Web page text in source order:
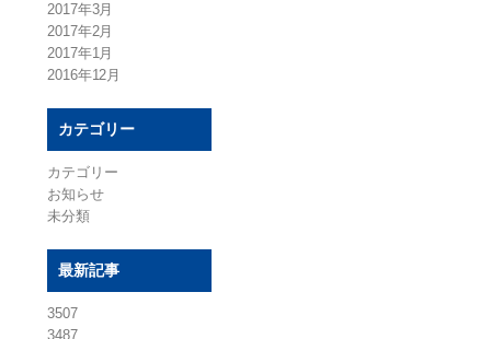
2017年3月
2017年2月
2017年1月
2016年12月
カテゴリー
カテゴリー
お知らせ
未分類
最新記事
3507
3487